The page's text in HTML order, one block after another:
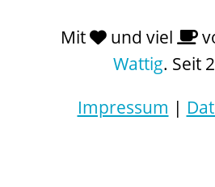
Mit und viel
Wattig. Seit
Impressum |